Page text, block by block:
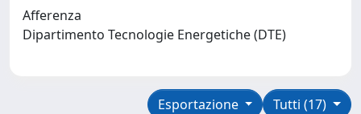
Afferenza
Dipartimento Tecnologie Energetiche (DTE)
Tutti (17)
Esportazione